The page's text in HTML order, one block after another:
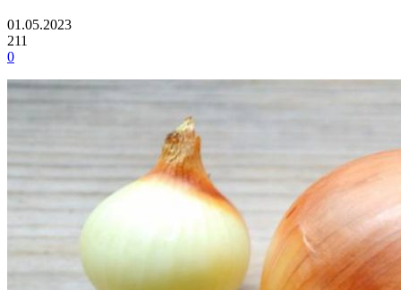
01.05.2023
211
0